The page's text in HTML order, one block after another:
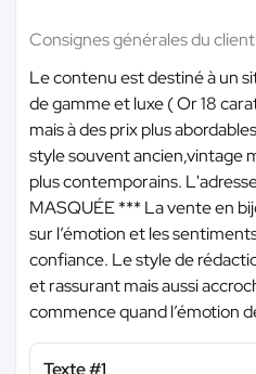
Consignes générales du client
Le contenu est destiné à un
de gamme et luxe ( Or 18
mais à des prix plus
style souvent ancien,vintage
plus contemporains.
MASQUÉE *** La vente en
sur l’émotion et les
confiance. Le style de
et rassurant mais aussi
commence quand l’émotion
Texte #1